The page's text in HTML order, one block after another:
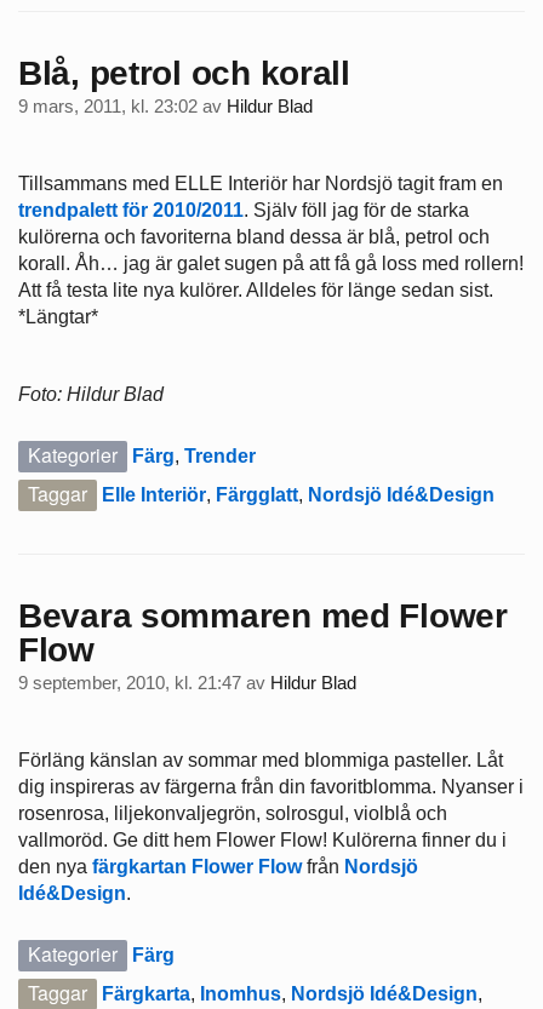
Blå, petrol och korall
9 mars, 2011, kl. 23:02 av Hildur Blad
Tillsammans med ELLE Interiör har Nordsjö tagit fram en
trendpalett för 2010/2011. Själv föll jag för de starka
kulörerna och favoriterna bland dessa är blå, petrol och
korall. Åh… jag är galet sugen på att få gå loss med rollern!
Att få testa lite nya kulörer. Alldeles för länge sedan sist.
*Längtar*
Foto: Hildur Blad
Kategorier Färg, Trender
Taggar Elle Interiör, Färgglatt, Nordsjö Idé&Design
Bevara sommaren med Flower
Flow
9 september, 2010, kl. 21:47 av Hildur Blad
Förläng känslan av sommar med blommiga pasteller. Låt
dig inspireras av färgerna från din favoritblomma. Nyanser i
rosenrosa, liljekonvaljegrön, solrosgul, violblå och
vallmoröd. Ge ditt hem Flower Flow! Kulörerna finner du i
den nya färgkartan Flower Flowfrån Nordsjö
Idé&Design.
Kategorier Färg
Taggar Färgkarta, Inomhus, Nordsjö Idé&Design,